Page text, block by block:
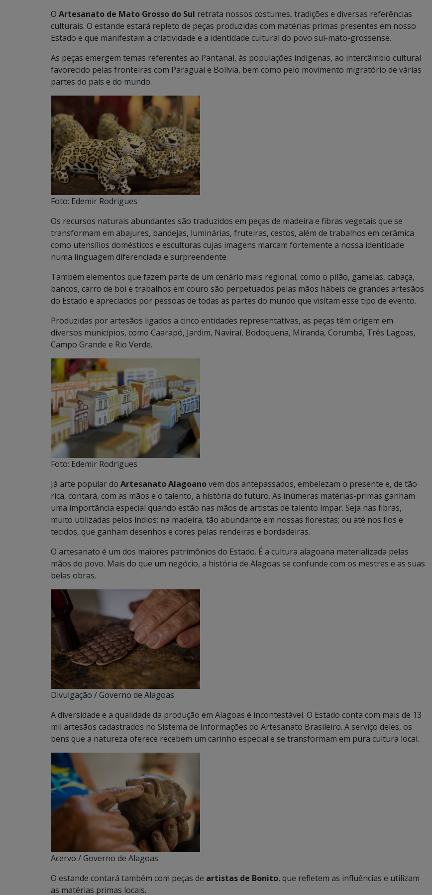
O Artesanato de Mato Grosso do Sul retrata nossos costumes, tradições e diversas referências
culturais. O estande estará repleto de peças produzidas com matérias primas presentes em nosso
Estado e que manifestam a criatividade e a identidade cultural do povo sul-mato-grossense.
As peças emergem temas referentes ao Pantanal, às populações indígenas, ao intercâmbio cultural
favorecido pelas fronteiras com Paraguai e Bolívia, bem como pelo movimento migratório de várias
partes do país e do mundo.
Foto: Edemir Rodrigues
Os recursos naturais abundantes são traduzidos em peças de madeira e fibras vegetais que se
transformam em abajures, bandejas, luminárias, fruteiras, cestos, além de trabalhos em cerâmica
como utensílios domésticos e esculturas cujas imagens marcam fortemente a nossa identidade
numa linguagem diferenciada e surpreendente.
Também elementos que fazem parte de um cenário mais regional, como o pilão, gamelas, cabaça,
bancos, carro de boi e trabalhos em couro são perpetuados pelas mãos hábeis de grandes artesãos
do Estado e apreciados por pessoas de todas as partes do mundo que visitam esse tipo de evento.
Produzidas por artesãos ligados a cinco entidades representativas, as peças têm origem em
diversos municípios, como Caarapó, Jardim, Naviraí, Bodoquena, Miranda, Corumbá, Três Lagoas,
Campo Grande e Rio Verde.
Foto: Edemir Rodrigues
Já arte popular do Artesanato Alagoanovem dos antepassados, embelezam o presente e, de tão
rica, contará, com as mãos e o talento, a história do futuro. As inúmeras matérias-primas ganham
uma importância especial quando estão nas mãos de artistas de talento ímpar. Seja nas fibras,
muito utilizadas pelos índios; na madeira, tão abundante em nossas florestas; ou até nos fios e
tecidos, que ganham desenhos e cores pelas rendeiras e bordadeiras.
O artesanato é um dos maiores patrimônios do Estado. É a cultura alagoana materializada pelas
mãos do povo. Mais do que um negócio, a história de Alagoas se confunde com os mestres e as suas
belas obras.
Divulgação / Governo de Alagoas
A diversidade e a qualidade da produção em Alagoas é incontestável. O Estado conta com mais de 13
mil artesãos cadastrados no Sistema de Informações do Artesanato Brasileiro. A serviço deles, os
bens que a natureza oferece recebem um carinho especial e se transformam em pura cultura local.
Acervo / Governo de Alagoas
O estande contará também com peças de artistas de Bonito, que refletem as influências e utilizam
as matérias primas locais.